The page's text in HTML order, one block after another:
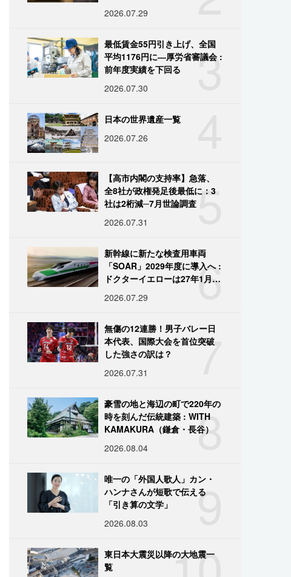
2026.07.29
3
最低賃金55円引き上げ、全国
平均1176円に―厚労省審議会 :
前年度実績を下回る
2026.07.30
日本の世界遺産一覧
2026.07.26
5
【高市内閣の支持率】急落、
全8社が政権発足後最低に：3
社は2桁減─7月世論調査
2026.07.31
6
新幹線に新たな検査用車両
「SOAR」2029年度に導入へ :
ドクターイエローは27年1月に
2026.07.29
7
無傷の12連勝！男子バレー日
本代表、国際大会を首位突破
した強さの訳は？
2026.07.31
8
豪雪の地と海辺の町で220年の
時を刻んだ伝統建築 : WITH
KAMAKURA（鎌倉・長谷）
2026.08.04
9
唯一の「外国人歌人」カン・
ハンナさんが短歌で伝える
「引き算の文学」
2026.08.03
東日本大震災以降の大地震一
覧